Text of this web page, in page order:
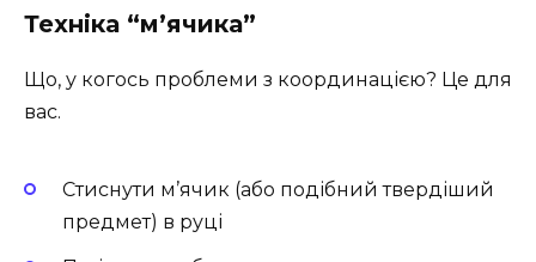
Техніка “м’ячика”
Що, у когось проблеми з координацією? Це для
вас.
Стиснути м’ячик (або подібний твердіший
предмет) в руці